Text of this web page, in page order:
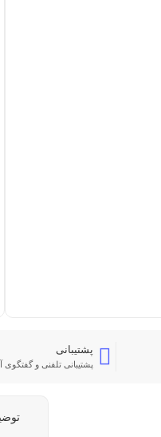
پشتیبانی
پشتیبانی تلفنی و گفتگوی